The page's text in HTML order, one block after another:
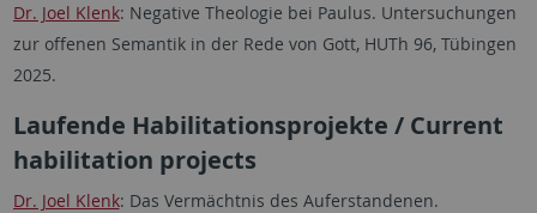
Dr. Joel Klenk: Negative Theologie bei Paulus. Untersuchungen
zur offenen Semantik in der Rede von Gott, HUTh 96, Tübingen
2025.
Laufende Habilitationsprojekte / Current
habilitation projects
Dr. Joel Klenk: Das Vermächtnis des Auferstandenen.